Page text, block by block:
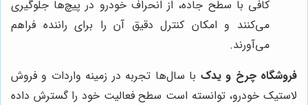
کافی با سطح جاده، از انحراف خودرو در پیچ‌ها جلوگیری
می‌کنند و امکان کنترل دقیق آن را برای راننده فراهم
می‌آورند.
فروشگاه چرخ و یدک با سال‌ها تجربه در زمینه واردات و فروش
لاستیک خودرو، توانسته است سطح فعالیت خود را گسترش داده